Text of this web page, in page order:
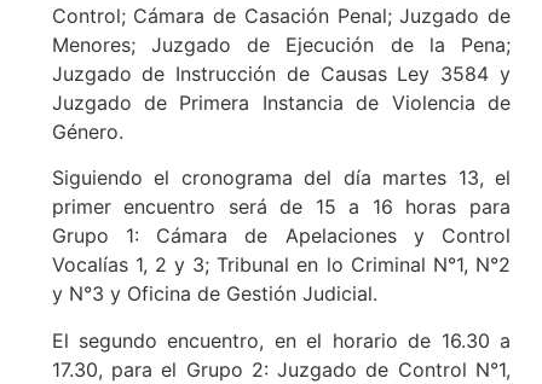
Control; Cámara de Casación Penal; Juzgado de
Menores; Juzgado de Ejecución de la Pena;
Juzgado de Instrucción de Causas Ley 3584 y
Juzgado de Primera Instancia de Violencia de
Género.
Siguiendo el cronograma del día martes 13, el
primer encuentro será de 15 a 16 horas para
Grupo 1: Cámara de Apelaciones y Control
Vocalías 1, 2 y 3; Tribunal en lo Criminal N°1, N°2
y N°3 y Oficina de Gestión Judicial.
El segundo encuentro, en el horario de 16.30 a
17.30, para el Grupo 2: Juzgado de Control N°1,